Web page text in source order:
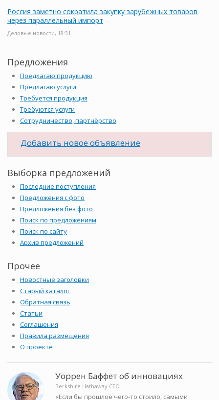
Россия заметно сократила закупку зарубежных товаров
через параллельный импорт
Деловые новости, 18:31
Предложения
Предлагаю продукцию
Предлагаю услуги
Требуется продукция
Требуются услуги
Сотрудничество, партнёрство
Добавить новое объявление
Выборка предложений
Последние поступления
Предложения с фото
Предложения без фото
Поиск по предложениям
Поиск по сайту
Архив предложений
Прочее
Новостные заголовки
Старый каталог
Обратная связь
Статьи
Соглашения
Правила размещения
О проекте
Уоррен Баффет об инновациях
Berkshire Hathaway CEO
«Если бы прошлое чего-то стоило, самыми